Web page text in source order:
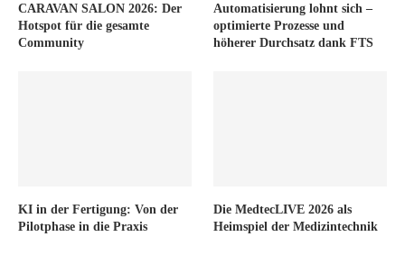
CARAVAN SALON 2026: Der
Hotspot für die gesamte
Community
Automatisierung lohnt sich –
optimierte Prozesse und
höherer Durchsatz dank FTS
KI in der Fertigung: Von der
Pilotphase in die Praxis
Die MedtecLIVE 2026 als
Heimspiel der Medizintechnik